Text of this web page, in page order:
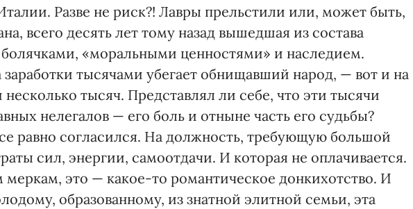
Разве не риск?! Лавры прельстили или, может быть,
всего десять лет тому назад вышедшая из состава
«моральными ценностями» и наследием.
заработки тысячами убегает обнищавший народ, — вот и на
тысяч. Представлял ли себе, что эти тысячи
нелегалов — его боль и отныне часть его судьбы?
равно согласился. На должность, требующую большой
сил, энергии, самоотдачи. И которая не оплачивается.
это — какое-то романтическое донкихотство. И
образованному, из знатной элитной семьи, эта